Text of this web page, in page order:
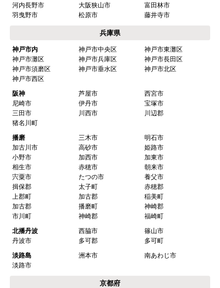
河内長野市
大阪狭山市
富田林市
羽曳野市
松原市 藤井寺市
兵庫県
神戸市内 神戸市中央区
神戸市東灘区
神戸市灘区
神戸市兵庫区
神戸市長田区
神戸市須磨区
神戸市垂水区
神戸市北区
神戸市西区
阪神
芦屋市
西宮市
尼崎市
伊丹市
宝塚市
三田市
川西市
川辺郡
猪名川町
播磨
三木市
明石市
加古川市
高砂市
姫路市
小野市
加西市
加東市
相生市
赤穂市
朝来市
宍粟市
たつの市
養父市
揖保郡
太子町
赤穂郡
上郡町
加古郡
稲美町
加古郡
播磨町
神崎郡
市川町
神崎郡
福崎町
北播丹波
西脇市
篠山市
丹波市
多可郡
多可町
淡路島
洲本市
南あわじ市
淡路市
京都府